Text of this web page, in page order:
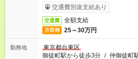
交通費別途支給あり
交通費 全額支給
月収例 25～30万円
勤務地
東京都台東区
御徒町駅から徒歩3分 / 仲御徒町